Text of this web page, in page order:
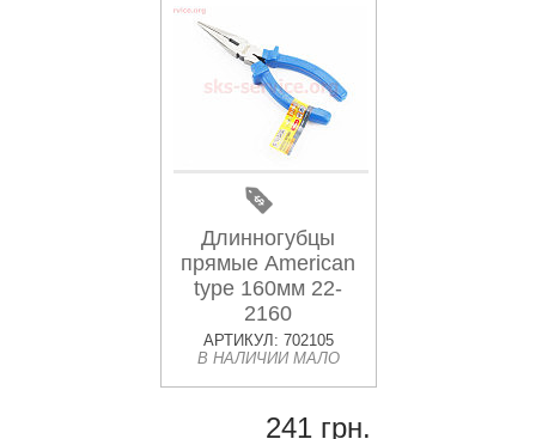
Длинногубцы
прямые American
type 160мм 22-
2160
АРТИКУЛ: 702105
В НАЛИЧИИ МАЛО
241 грн.